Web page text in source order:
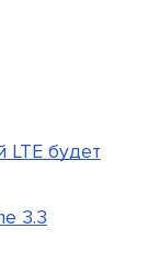
будет
3.3